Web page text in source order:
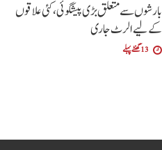
بارشوں سے متعلق بڑی پیشگوئی، کئی علاقوں
کے لیے الرٹ جاری
13 گھنٹے پہلے